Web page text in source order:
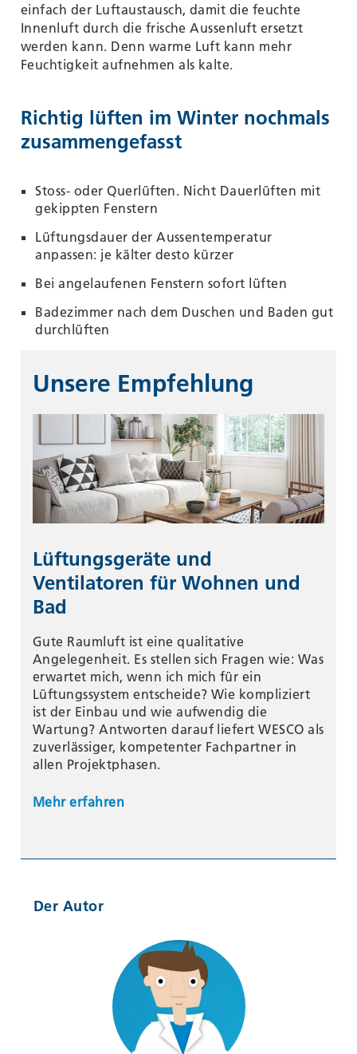
einfach der Luftaustausch, damit die feuchte
Innenluft durch die frische Aussenluft ersetzt
werden kann. Denn warme Luft kann mehr
Feuchtigkeit aufnehmen als kalte.
Richtig lüften im Winter nochmals
zusammengefasst
Stoss- oder Querlüften. Nicht Dauerlüften mit
gekippten Fenstern
Lüftungsdauer der Aussentemperatur
anpassen: je kälter desto kürzer
Bei angelaufenen Fenstern sofort lüften
Badezimmer nach dem Duschen und Baden gut
durchlüften
Unsere Empfehlung
Lüftungsgeräte und
Ventilatoren für Wohnen und
Bad
Gute Raumluft ist eine qualitative
Angelegenheit. Es stellen sich Fragen wie: Was
erwartet mich, wenn ich mich für ein
Lüftungssystem entscheide? Wie kompliziert
ist der Einbau und wie aufwendig die
Wartung? Antworten darauf liefert WESCO als
zuverlässiger, kompetenter Fachpartner in
allen Projektphasen.
Mehr erfahren
Der Autor